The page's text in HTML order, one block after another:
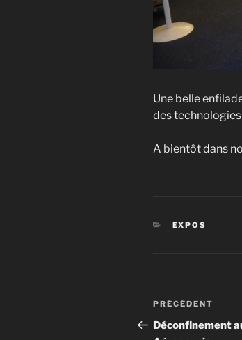
Une belle
des
A bientôt dans
CATÉGORIES
EXPOS
Navigation
de
Article
précédent
PRÉCÉDENT
Déconfinement